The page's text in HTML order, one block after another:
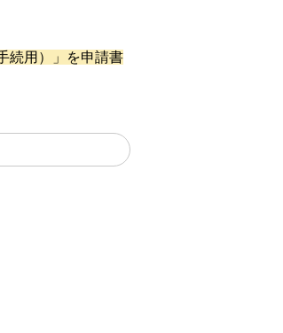
続用）」を申請書